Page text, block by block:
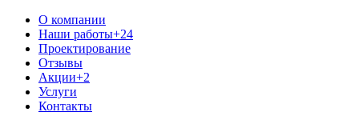
О компании
Наши работы+24
Проектирование
Отзывы
Акции+2
Услуги
Контакты